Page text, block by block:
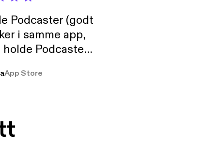
Podcaster (godt
i samme app,
Podcaster
App Store